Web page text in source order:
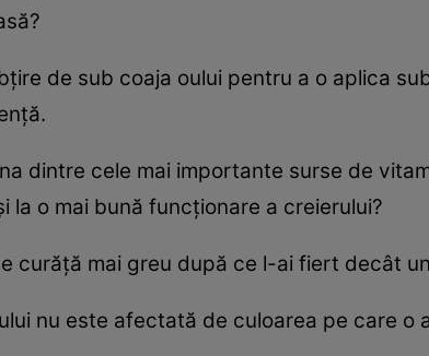
de sub coaja oului pentru a o aplica
dintre cele mai importante surse de
la o mai bună funcţionare a creierului?
curăţă mai greu după ce l-ai fiert decât
nu este afectată de culoarea pe care o